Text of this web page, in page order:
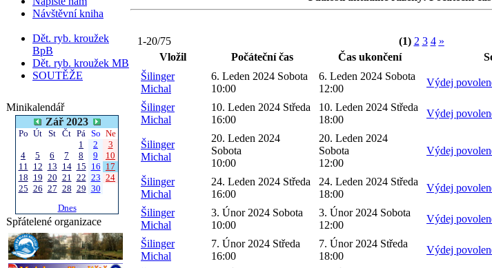
Návštěvní kniha
Dět. ryb. kroužek
BpB
Dět. ryb. kroužek MB
SOUTĚŽE
Minikalendář
Zář 2023
Po Út St Čt Pá So Ne
1
2
3
4
5 6 7 8 9
10
11 12 13 14 15 16 17
18 19 20 21 22 23 24
25 26 27 28 29 30
Dnes
Spřátelené organizace
1-20/75 (1) 2 3 4 »
Vložil
Počáteční čas Čas ukončení
Šilinger
Michal
6. Leden 2024 Sobota
10:00
6. Leden 2024 Sobota
12:00
Výdej
Šilinger
Michal
10. Leden 2024 Středa
16:00
10. Leden 2024 Středa
18:00
Výdej
Šilinger
Michal
20. Leden 2024
Sobota
10:00
20. Leden 2024
Sobota
12:00
Výdej
Šilinger
Michal
24. Leden 2024 Středa
16:00
24. Leden 2024 Středa
18:00
Výdej
Šilinger
Michal
3. Únor 2024 Sobota
10:00
3. Únor 2024 Sobota
12:00
Výdej
Šilinger
Michal
7. Únor 2024 Středa
16:00
7. Únor 2024 Středa
18:00
Výdej